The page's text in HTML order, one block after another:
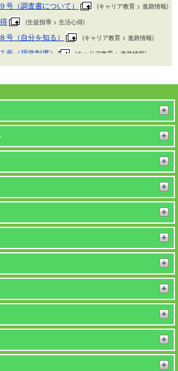
号（調査書について） (キャリア教育 > 進路情報)
(生徒指導 > 生活心得)
号（自分を知る） (キャリア教育 > 進路情報)
号（奨学制度） (キャリア教育 > 進路情報)
号（オープンスクールの準備）